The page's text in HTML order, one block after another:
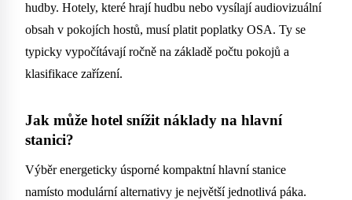
hudby. Hotely, které hrají hudbu nebo vysílají audiovizuální
obsah v pokojích hostů, musí platit poplatky OSA. Ty se
typicky vypočítávají ročně na základě počtu pokojů a
klasifikace zařízení.
Jak může hotel snížit náklady na hlavní
stanici?
Výběr energeticky úsporné kompaktní hlavní stanice
namísto modulární alternativy je největší jednotlivá páka.